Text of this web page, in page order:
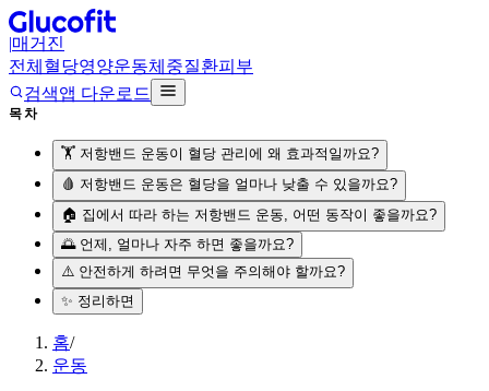
|매거진
전체 혈당영양운동체중질환피부
검색앱 다운로드
목차
🏋️ 저항밴드 운동이 혈당 관리에 왜 효과적일까요?
🩸 저항밴드 운동은 혈당을 얼마나 낮출 수 있을까요?
🏠 집에서 따라 하는 저항밴드 운동, 어떤 동작이 좋을까요?
🌅 언제, 얼마나 자주 하면 좋을까요?
⚠️ 안전하게 하려면 무엇을 주의해야 할까요?
✨ 정리하면
홈/
운동